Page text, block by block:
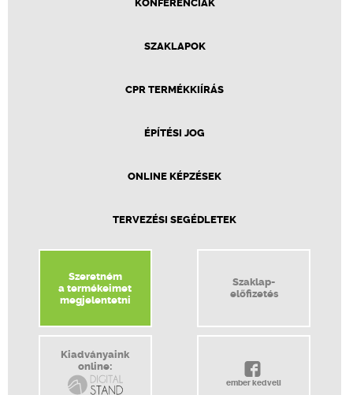
KONFERENCIÁK
SZAKLAPOK
CPR TERMÉKKIÍRÁS
ÉPÍTÉSI JOG
ONLINE KÉPZÉSEK
TERVEZÉSI SEGÉDLETEK
Szeretném
a termékeimet
megjelentetni
Szaklap-
előfizetés
Kiadványaink
online:
ember kedveli